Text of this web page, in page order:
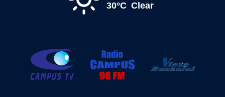
30°C Clear